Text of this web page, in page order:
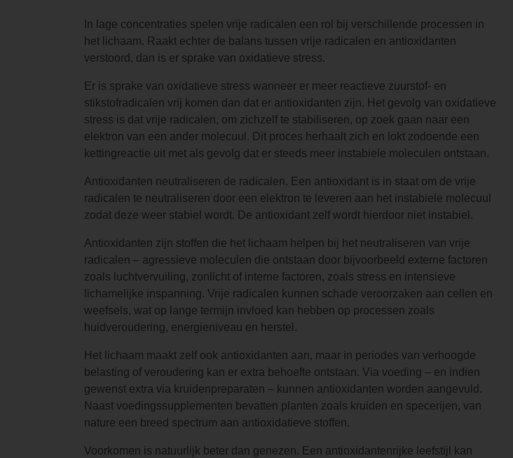
In lage concentraties spelen vrije radicalen een rol bij verschillende processen in
het lichaam. Raakt echter de balans tussen vrije radicalen en antioxidanten
verstoord, dan is er sprake van oxidatieve stress.
Er is sprake van oxidatieve stress wanneer er meer reactieve zuurstof- en
stikstofradicalen vrij komen dan dat er antioxidanten zijn. Het gevolg van oxidatieve
stress is dat vrije radicalen, om zichzelf te stabiliseren, op zoek gaan naar een
elektron van een ander molecuul. Dit proces herhaalt zich en lokt zodoende een
kettingreactie uit met als gevolg dat er steeds meer instabiele moleculen ontstaan.
Antioxidanten neutraliseren de radicalen. Een antioxidant is in staat om de vrije
radicalen te neutraliseren door een elektron te leveren aan het instabiele molecuul
zodat deze weer stabiel wordt. De antioxidant zelf wordt hierdoor niet instabiel.
Antioxidanten zijn stoffen die het lichaam helpen bij het neutraliseren van vrije
radicalen – agressieve moleculen die ontstaan door bijvoorbeeld externe factoren
zoals luchtvervuiling, zonlicht of interne factoren, zoals stress en intensieve
lichamelijke inspanning. Vrije radicalen kunnen schade veroorzaken aan cellen en
weefsels, wat op lange termijn invloed kan hebben op processen zoals
huidveroudering, energieniveau en herstel.
Het lichaam maakt zelf ook antioxidanten aan, maar in periodes van verhoogde
belasting of veroudering kan er extra behoefte ontstaan. Via voeding – en indien
gewenst extra via kruidenpreparaten – kunnen antioxidanten worden aangevuld.
Naast voedingssupplementen bevatten planten zoals kruiden en specerijen, van
nature een breed spectrum aan antioxidatieve stoffen.
Voorkomen is natuurlijk beter dan genezen. Een antioxidantenrijke leefstijl kan